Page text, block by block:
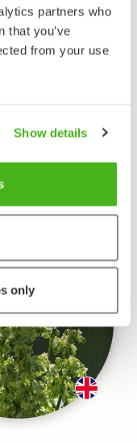
partners who
that you’ve
from your use
Show details
only